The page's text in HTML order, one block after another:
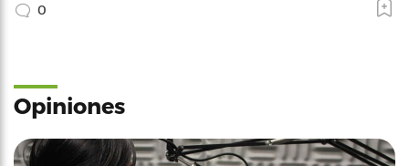
0
Opiniones